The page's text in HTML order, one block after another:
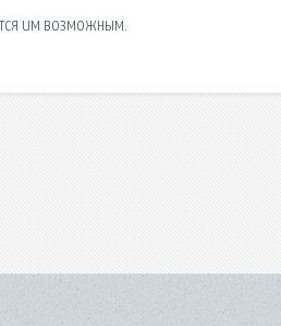
им возможным.